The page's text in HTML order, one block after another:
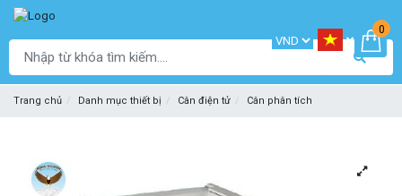
0
Trang chủ Danh mục thiết bị Cân điện tử Cân phân tích